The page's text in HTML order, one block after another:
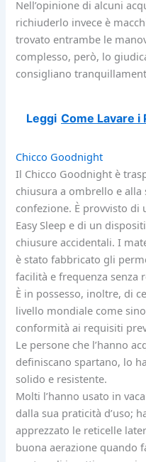
Nell’opinione di alcuni
richiuderlo invece è
trovato entrambe le
complesso, però, lo
consigliano
Leggi Come Lavare i
Chicco Goodnight
Il Chicco Goodnight è
chiusura a ombrello e alla
confezione. È provvisto
Easy Sleep e di un
chiusure accidentali. I
è stato fabbricato gli
facilità e frequenza senza
È in possesso, inoltre, di
livello mondiale come
conformità ai requisiti
Le persone che l’hanno
definiscano spartano, lo
solido e resistente.
Molti l’hanno usato in
dalla sua praticità d’uso;
apprezzato le reticelle
buona aerazione quando